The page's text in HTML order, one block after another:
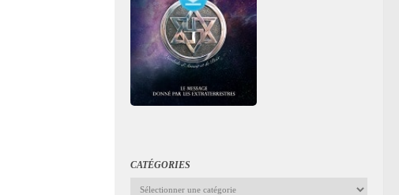
CATÉGORIES
Catégories